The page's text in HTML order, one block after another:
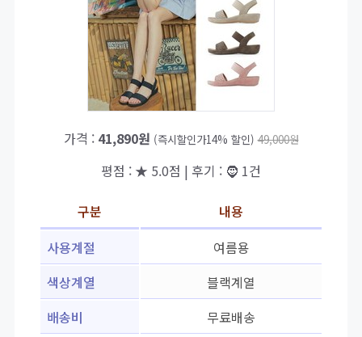
가격 : 41,890원 (즉시할인가14% 할인) 49,000원
평점 : ★ 5.0점 | 후기 : 🧔 1건
구분
내용
사용계절
여름용
색상계열
블랙계열
배송비
무료배송